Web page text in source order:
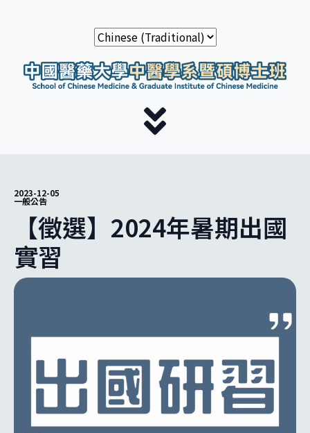
2023-12-05
一般公告
【徵選】2024年暑期出國
實習